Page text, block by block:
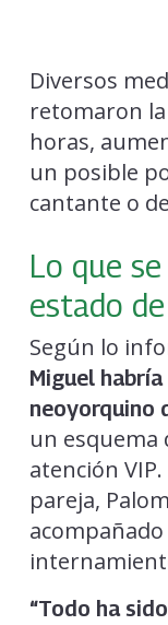
Diversos
retomaron
horas,
un posible
cantante o
Lo que
estado
Según lo
Miguel
neoyorquino
un esquema
atención
pareja,
“Todo ha